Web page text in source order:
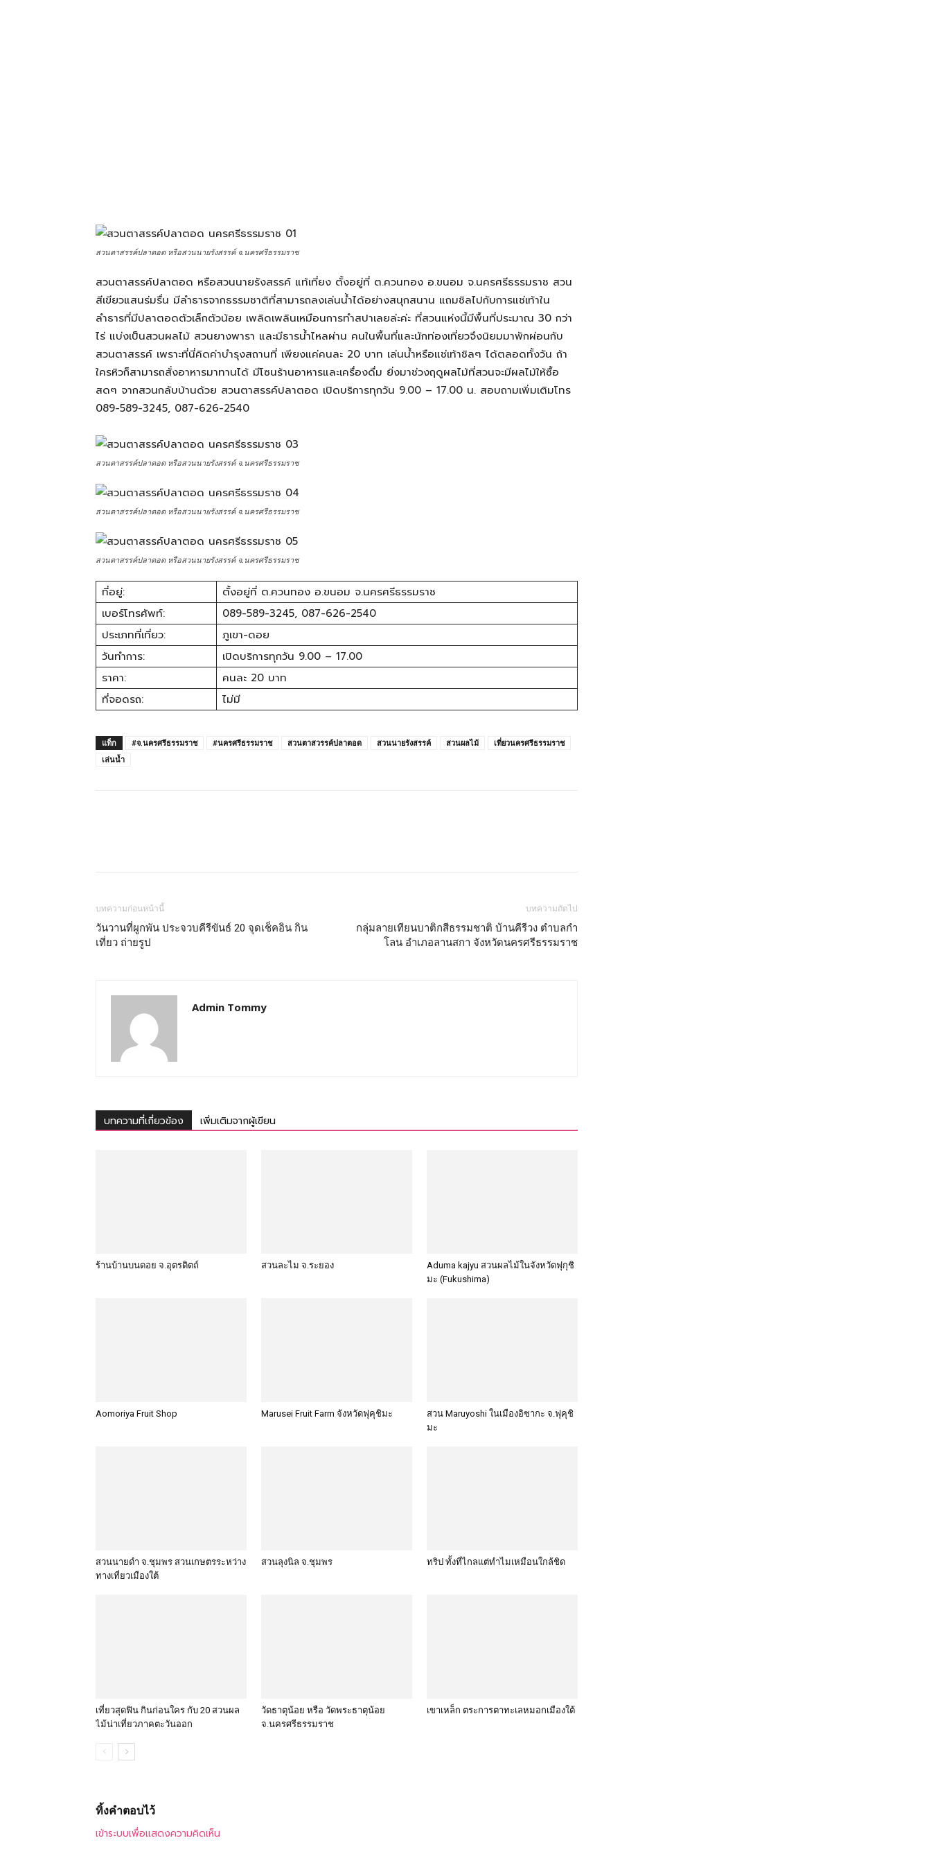
สวนตาสรรค์ปลาตอด หรือสวนนายรังสรรค์ จ.นครศรีธรรมราช
สวนตาสรรค์ปลาตอด หรือสวนนายรังสรรค์ แท้เที่ยง ตั้งอยู่ที่ ต.ควนทอง อ.ขนอม จ.นครศรีธรรมราช สวน
สีเขียวแสนร่มรื่น มีลำธารจากธรรมชาติที่สามารถลงเล่นน้ำได้อย่างสนุกสนาน แถมชิลไปกับการแช่เท้าใน
ลำธารที่มีปลาตอดตัวเล็กตัวน้อย เพลิดเพลินเหมือนการทำสปาเลยล่ะค่ะ ที่สวนแห่งนี้มีพื้นที่ประมาณ 30 กว่า
ไร่ แบ่งเป็นสวนผลไม้ สวนยางพารา และมีธารน้ำไหลผ่าน คนในพื้นที่และนักท่องเที่ยวจึงนิยมมาพักผ่อนกับ
สวนตาสรรค์ เพราะที่นี่คิดค่าบำรุงสถานที่ เพียงแค่คนละ 20 บาท เล่นน้ำหรือแช่เท้าชิลๆ ได้ตลอดทั้งวัน ถ้า
ใครหิวก็สามารถสั่งอาหารมาทานได้ มีโซนร้านอาหารและเครื่องดื่ม ยิ่งมาช่วงฤดูผลไม้ที่สวนจะมีผลไม้ให้ซื้อ
สดๆ จากสวนกลับบ้านด้วย สวนตาสรรค์ปลาตอด เปิดบริการทุกวัน 9.00 – 17.00 น. สอบถามเพิ่มเติมโทร
089-589-3245, 087-626-2540
สวนตาสรรค์ปลาตอด หรือสวนนายรังสรรค์ จ.นครศรีธรรมราช
สวนตาสรรค์ปลาตอด หรือสวนนายรังสรรค์ จ.นครศรีธรรมราช
สวนตาสรรค์ปลาตอด หรือสวนนายรังสรรค์ จ.นครศรีธรรมราช
ที่อยู่:
ตั้งอยู่ที่ ต.ควนทอง อ.ขนอม จ.นครศรีธรรมราช
เบอร์โทรศัพท์:
089-589-3245, 087-626-2540
ประเภทที่เที่ยว:
ภูเขา-ดอย
วันทำการ:
เปิดบริการทุกวัน 9.00 – 17.00
ราคา:
คนละ 20 บาท
ที่จอดรถ:
ไม่มี
แท็ก #จ.นครศรีธรรมราช #นครศรีธรรมราช สวนตาสวรรค์ปลาตอด สวนนายรังสรรค์ สวนผลไม้
เที่ยวนครศรีธรรมราช
เล่นน้ำ
บทความก่อนหน้านี้
วันวานที่ผูกพัน ประจวบคีรีขันธ์ 20 จุดเช็คอิน กิน
เที่ยว ถ่ายรูป
บทความถัดไป
กลุ่มลายเทียนบาติกสีธรรมชาติ บ้านคีรีวง ตำบลกำ
โลน อำเภอลานสกา จังหวัดนครศรีธรรมราช
Admin Tommy
บทความที่เกี่ยวข้อง เพิ่มเติมจากผู้เขียน
ร้านบ้านบนดอย จ.อุตรดิตถ์ สวนละไม จ.ระยอง
Aduma kajyu สวนผลไม้ในจังหวัดฟุกุชิ
มะ (Fukushima)
Aomoriya Fruit Shop Marusei Fruit Farm จังหวัดฟุคุชิมะ
สวน Maruyoshi ในเมืองอิซากะ จ.ฟุคุชิ
มะ
สวนนายดำ จ.ชุมพร สวนเกษตรระหว่าง
ทางเที่ยวเมืองใต้
สวนลุงนิล จ.ชุมพร ทริป ทั้งที่ไกลแต่ทำไมเหมือนใกล้ชิด
เที่ยวสุดฟิน กินก่อนใคร กับ 20 สวนผล
ไม้น่าเที่ยวภาคตะวันออก
วัดธาตุน้อย หรือ วัดพระธาตุน้อย
จ.นครศรีธรรมราช
เขาเหล็ก ตระการตาทะเลหมอกเมืองใต้
ทิ้งคำตอบไว้
เข้าระบบเพื่อแสดงความคิดเห็น